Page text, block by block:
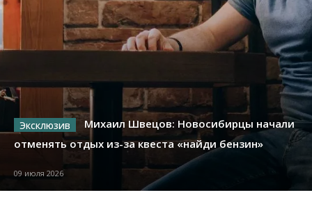
Михаил Швецов: Новосибирцы начали
отменять отдых из-за квеста «найди бензин»
09 июля 2026